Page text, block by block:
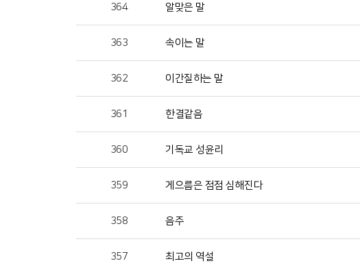
364 알맞은 말
363 속이는 말
362 이간질하는 말
361 한결같음
360 기독교 성윤리
359 게으름은 점점 심해진다
358 음주
357 최고의 역설